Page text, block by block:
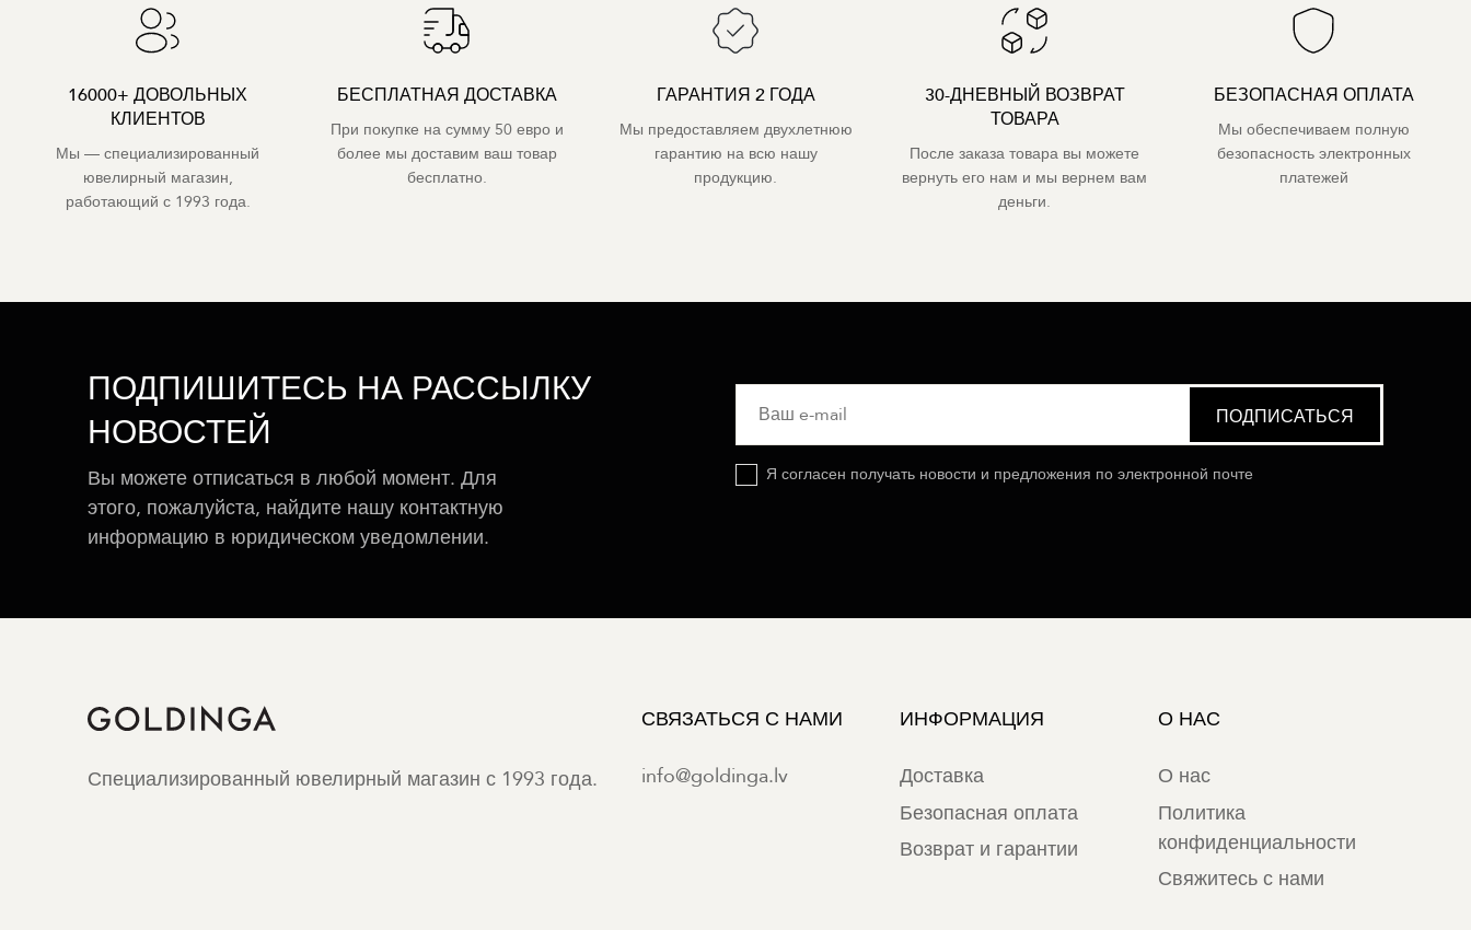
16000+ ДОВОЛЬНЫХ
КЛИЕНТОВ
Мы — специализированный
ювелирный магазин,
работающий с 1993 года.
БЕСПЛАТНАЯ ДОСТАВКА
При покупке на сумму 50 евро и
более мы доставим ваш товар
бесплатно.
ГАРАНТИЯ 2 ГОДА
Мы предоставляем двухлетнюю
гарантию на всю нашу
продукцию.
30-ДНЕВНЫЙ ВОЗВРАТ
ТОВАРА
После заказа товара вы можете
вернуть его нам и мы вернем вам
деньги.
БЕЗОПАСНАЯ ОПЛАТА
Мы обеспечиваем полную
безопасность электронных
платежей
ПОДПИШИТЕСЬ НА РАССЫЛКУ
НОВОСТЕЙ
Вы можете отписаться в любой момент. Для
этого, пожалуйста, найдите нашу контактную
информацию в юридическом уведомлении.
Я согласен получать новости и предложения по электронной почте
Специализированный ювелирный магазин с 1993 года.
СВЯЗАТЬСЯ С НАМИ
info@goldinga.lv
ИНФОРМАЦИЯ
Доставка
Безопасная оплата
Возврат и гарантии
О НАС
О нас
Политика
конфиденциальности
Свяжитесь с нами